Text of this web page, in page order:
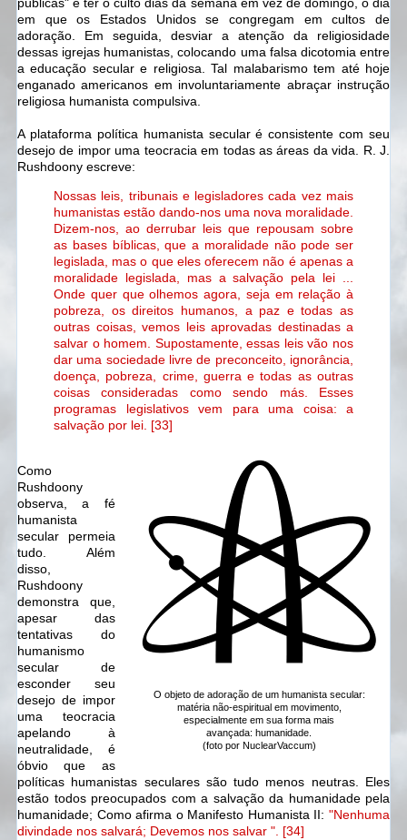
em que os Estados Unidos se congregam em cultos de
adoração. Em seguida, desviar a atenção da religiosidade
dessas igrejas humanistas, colocando uma falsa dicotomia entre
a educação secular e religiosa. Tal malabarismo tem até hoje
enganado americanos em involuntariamente abraçar instrução
religiosa humanista compulsiva
A plataforma política humanista secular é consistente com seu
desejo de impor uma teocracia em todas as áreas da vida. R. J.
Rushdoony escreve:
Nossas leis, tribunais e legisladorescada vez mais
humanistas estão dando-nos uma nova moralidade.
Dizem-nos, ao derrubar leis que repousam sobre
as bases bíblicas, que a moralidade não pode ser
legislada, mas o que eles oferecem não é apenas a
moralidade legislada, mas a salvação pela lei ...
Onde quer que olhemos agora, seja em relação à
pobreza, os direitos humanos, a paz e todas as
outras coisas, vemos leis aprovadas destinadas a
salvar o homem. Supostamente, essas leis vão nos
dar uma sociedade livre de preconceito, ignorância,
doença, pobreza, crime, guerra e todas as outras
coisas consideradas como sendo más. Esses
programas legislativos vem para uma coisa: a
salvação por lei. [33]
O objeto de adoração de um humanista secular:
matéria não-espiritual em movimento,
especialmente em sua forma mais
avançada: humanidade.
(foto por NuclearVaccum)
Como
Rushdoony
observa, a fé
humanista
secular permeia
tudo. Além
disso,
Rushdoony
demonstra que,
apesar das
tentativas do
humanismo
secular de
esconder seu
desejo de impor
uma teocracia
apelando à
neutralidade, é
óbvio que as
políticas humanistas seculares são tudo menos neutras. Eles
estão todos preocupados com a salvação da humanidade pela
humanidade; Como afirma o Manifesto Humanista II: "Nenhuma
divindade nos salvará; Devemos nos salvar ". [34]